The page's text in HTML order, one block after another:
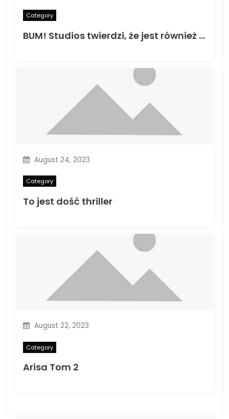
Category
BUM! Studios twierdzi, że jest również wydaniem mediów freelancer
August 24, 2023
Category
To jest dość thriller
August 22, 2023
Category
Arisa Tom 2